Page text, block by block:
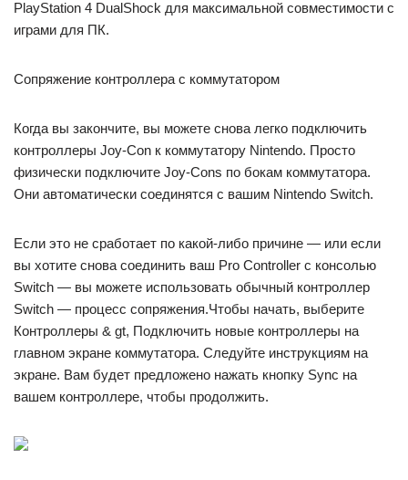
PlayStation 4 DualShock для максимальной совместимости с
играми для ПК.
Сопряжение контроллера с коммутатором
Когда вы закончите, вы можете снова легко подключить
контроллеры Joy-Con к коммутатору Nintendo. Просто
физически подключите Joy-Cons по бокам коммутатора.
Они автоматически соединятся с вашим Nintendo Switch.
Если это не сработает по какой-либо причине — или если
вы хотите снова соединить ваш Pro Controller с консолью
Switch — вы можете использовать обычный контроллер
Switch — процесс сопряжения.Чтобы начать, выберите
Контроллеры & gt, Подключить новые контроллеры на
главном экране коммутатора. Следуйте инструкциям на
экране. Вам будет предложено нажать кнопку Sync на
вашем контроллере, чтобы продолжить.